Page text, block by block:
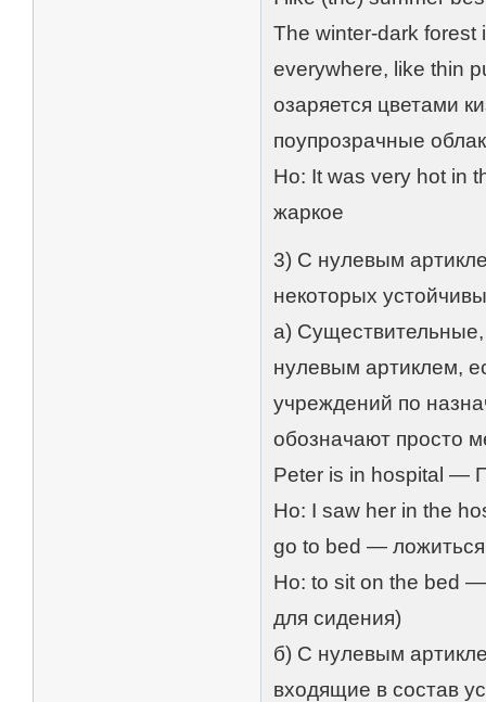
The winter-dark forest
everywhere, like thin
озаряется цветами
поупрозрачные
Но: It was very hot in
жаркое
3) С нулевым
некоторых
а)
нулевым артиклем,
учреждений по
обозначают просто
Peter is in hospital —
Но: I saw her in the
go to bed — ложиться
Но: to sit on the bed —
для сидения)
б) С нулевым
входящие в состав